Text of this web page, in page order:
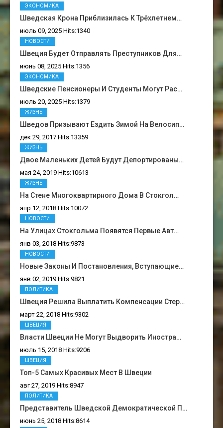
Шведская Крона Приблизилась К Трёхлетнем…
июль 09, 2025 Hits:1340
ЭКОНОМИКА
Швеция Будет Отправлять Преступников Для…
июнь 08, 2025 Hits:1356
НОВОСТИ
Шведские Пенсионеры И Студенты Могут Рас…
июль 20, 2025 Hits:1379
ЭКОНОМИКА
Шведов Призывают Ездить Зимой На Велосип…
дек 29, 2017 Hits:13359
ЖИЗНЬ
Двое Маленьких Детей Будут Депортированы…
мая 24, 2019 Hits:10613
ЖИЗНЬ
На Стене Многоквартирного Дома В Стокгол…
апр 12, 2018 Hits:10072
ЖИЗНЬ
На Улицах Стокгольма Появятся Первые Авт…
янв 03, 2018 Hits:9873
НОВОСТИ
Новые Законы И Постановления, Вступающие…
янв 02, 2019 Hits:9821
НОВОСТИ
Швеция Решила Выплатить Компенсации Стер…
март 22, 2018 Hits:9302
ПОЛИТИКА
Власти Швеции Не Могут Выдворить Иностра…
июль 15, 2018 Hits:9206
ШВЕЦИЯ
Топ-5 Самых Красивых Мест В Швеции
авг 27, 2019 Hits:8947
ШВЕЦИЯ
Представитель Шведской Демократической П…
июнь 25, 2018 Hits:8614
ПОЛИТИКА